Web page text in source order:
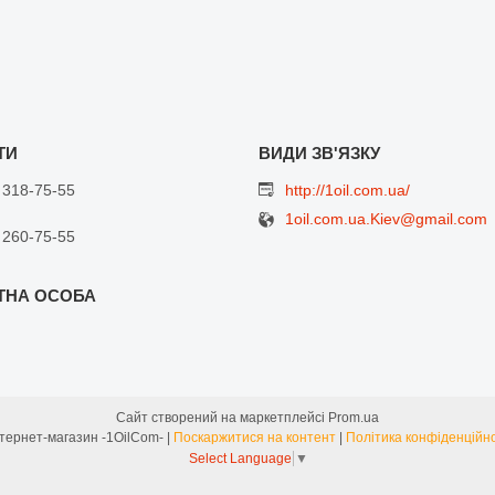
75-55
75-55
http://1oil.com.ua/
1oil.com.ua.Kiev@gmail.com
Сайт створений на маркетплейсі Prom.ua
Поскаржитися на контент
Політика
Select Language ▼